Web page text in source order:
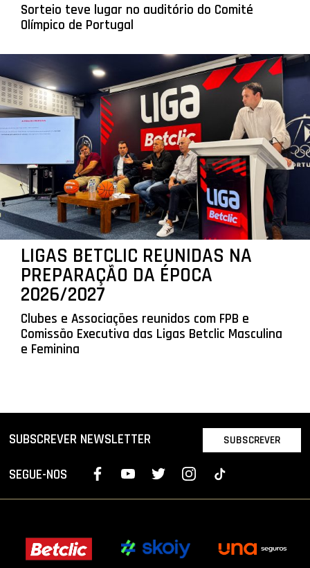
Sorteio teve lugar no auditório do Comité
Olímpico de Portugal
LIGAS BETCLIC REUNIDAS NA
PREPARAÇÃO DA ÉPOCA
2026/2027
Clubes e Associações reunidos com FPB e
Comissão Executiva das Ligas Betclic Masculina
e Feminina
SUBSCREVER NEWSLETTER SUBSCREVER
SEGUE-NOS